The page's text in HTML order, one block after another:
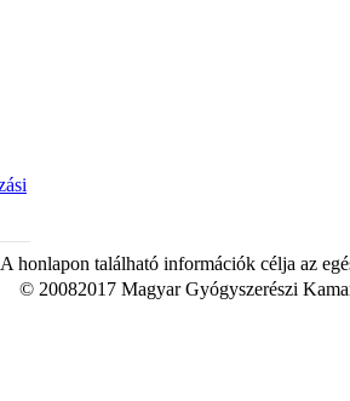
A honlapon található információk célja az
© 20082017 Magyar Gyógyszerészi